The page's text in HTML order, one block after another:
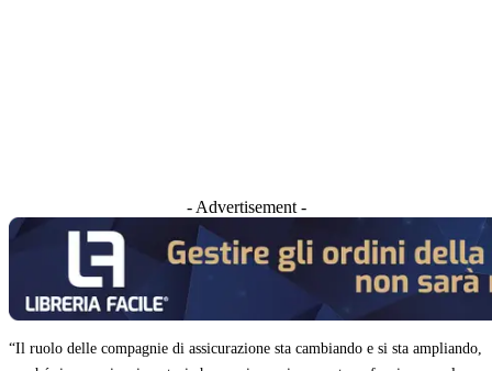
- Advertisement -
“Il ruolo delle compagnie di assicurazione sta cambiando e si sta ampliando,